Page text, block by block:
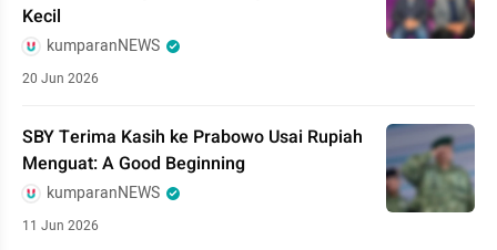
Kecil
kumparanNEWS
20 Jun 2026
SBY Terima Kasih ke Prabowo Usai Rupiah
Menguat: A Good Beginning
kumparanNEWS
11 Jun 2026